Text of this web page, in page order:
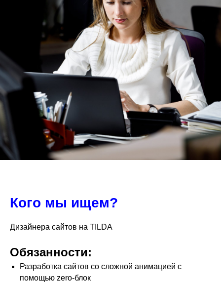
Кого мы ищем?
Дизайнера сайтов на TILDA
Обязанности:
Разработка сайтов со сложной анимацией с
помощью zero-блок